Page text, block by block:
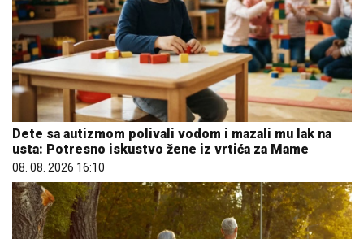
Dete sa autizmom polivali vodom i mazali mu lak na
usta: Potresno iskustvo žene iz vrtića za Mame
08. 08. 2026 16:10